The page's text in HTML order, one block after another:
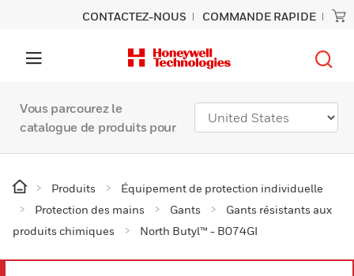
CONTACTEZ-NOUS COMMANDE RAPIDE
Vous parcourez le
catalogue de produits pour
Produits
Équipement de protection individuelle
Protection des mains
Gants
Gants résistants aux
produits chimiques
North Butyl™ - B074GI